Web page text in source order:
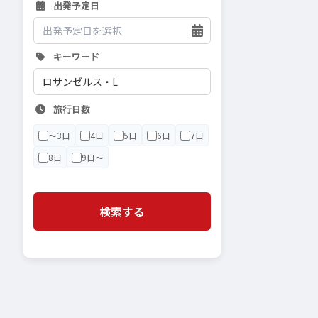
出発予定日
キーワード
旅行日数
〜3日 4日 5日 6日
7日
8日
9日〜
検索する